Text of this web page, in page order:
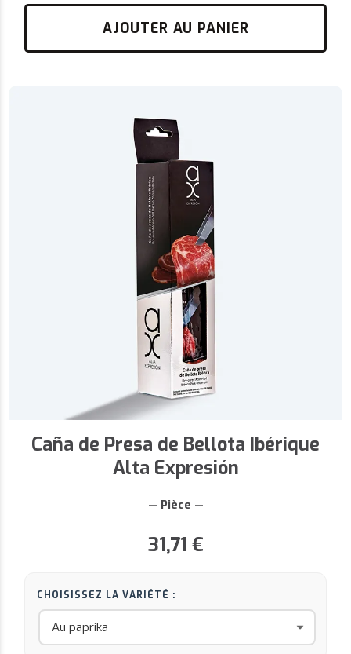
AJOUTER AU PANIER
Caña de Presa de Bellota Ibérique
Alta Expresión
— Pièce —
31,71 €
CHOISISSEZ LA VARIÉTÉ :